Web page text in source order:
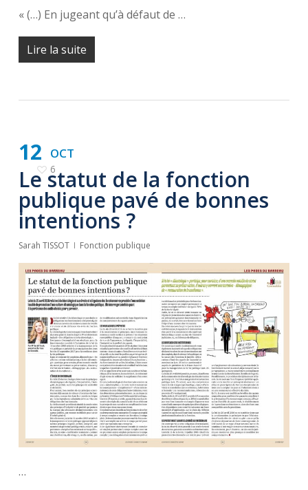
« (…) En jugeant qu’à défaut de …
Lire la suite
OCT
12
6
Le statut de la fonction
publique pavé de bonnes
intentions ?
Sarah TISSOT Fonction publique
…